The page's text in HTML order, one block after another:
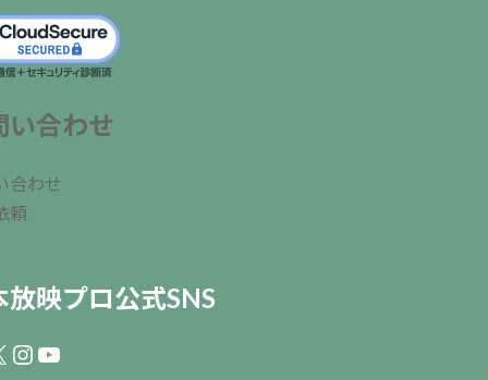
い合わせ
合わせ
頼
放映プロ公式SNS
Instagram
YouTube